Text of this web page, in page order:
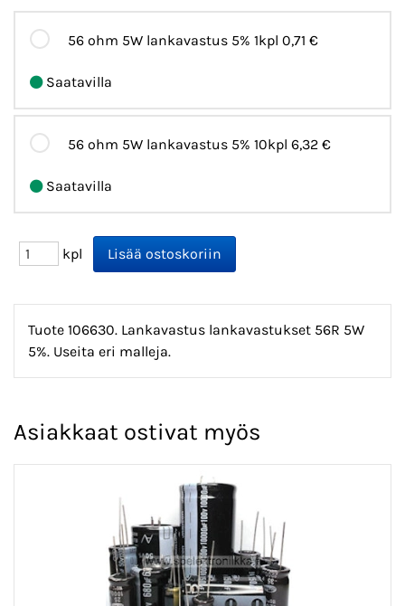
56 ohm 5W lankavastus 5% 1kpl 0,71 €
Saatavilla
56 ohm 5W lankavastus 5% 10kpl 6,32 €
Saatavilla
kpl
Tuote 106630. Lankavastus lankavastukset 56R 5W
5%. Useita eri malleja.
Asiakkaat ostivat myös